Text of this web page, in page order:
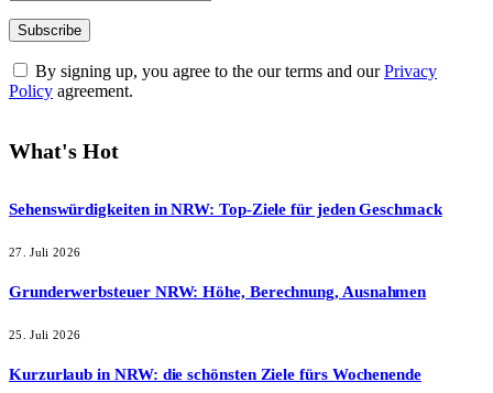
By signing up, you agree to the our terms and ourPrivacy
Policy agreement.
What's Hot
Sehenswürdigkeiten in NRW: Top-Ziele für jeden Geschmack
27. Juli 2026
Grunderwerbsteuer NRW: Höhe, Berechnung, Ausnahmen
25. Juli 2026
Kurzurlaub in NRW: die schönsten Ziele fürs Wochenende